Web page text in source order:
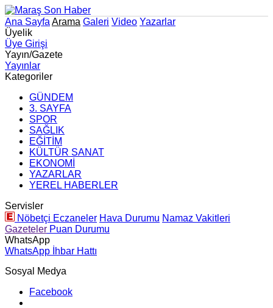
Ana Sayfa Arama Galeri Video Yazarlar
Üyelik
Üye Girişi
Yayın/Gazete
Yayınlar
Kategoriler
GÜNDEM
3. SAYFA
SPOR
SAĞLIK
EĞİTİM
KÜLTÜR SANAT
EKONOMİ
YAZARLAR
YEREL HABERLER
Servisler
Nöbetçi Eczaneler Hava Durumu Namaz Vakitleri
Gazeteler Puan Durumu
WhatsApp
WhatsApp İhbar Hattı
Sosyal Medya
Facebook